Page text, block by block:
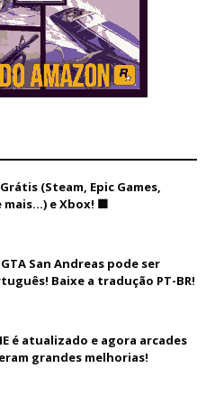
(Steam, Epic Games,
e Xbox! 🟩
San Andreas pode ser
Baixe a tradução PT-BR!
é atualizado e agora arcades
grandes melhorias!